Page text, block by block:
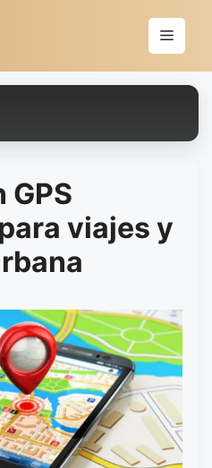
Menú
GPS
viajes y